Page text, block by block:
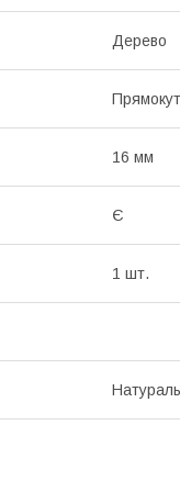
Дерево
16 мм
Є
1 шт.